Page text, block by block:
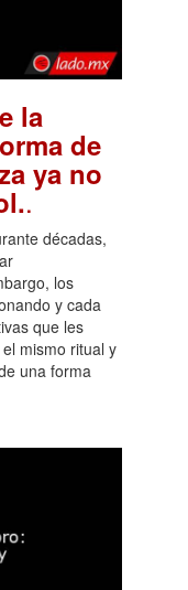
la
de
ya no
.
décadas,
los
y cada
que les
mismo ritual y
una forma